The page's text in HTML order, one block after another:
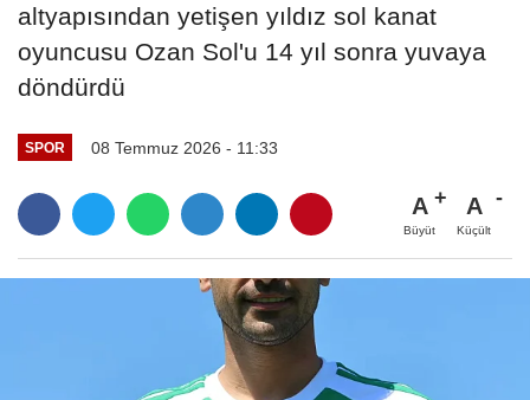
altyapısından yetişen yıldız sol kanat
oyuncusu Ozan Sol'u 14 yıl sonra yuvaya
döndürdü
SPOR 08 Temmuz 2026 - 11:33
A
Büyüt
A
Küçült